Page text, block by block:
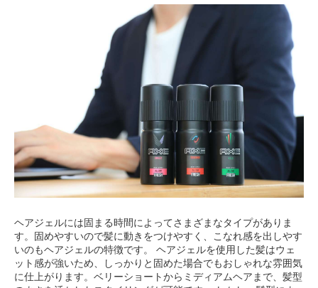
ヘアジェルには固まる時間によってさまざまなタイプがありま
す。固めやすいので髪に動きをつけやすく、こなれ感を出しやす
いのもヘアジェルの特徴です。 ヘアジェルを使用した髪はウェ
ット感が強いため、しっかりと固めた場合でもおしゃれな雰囲気
に仕上がります。ベリーショートからミディアムヘアまで、髪型